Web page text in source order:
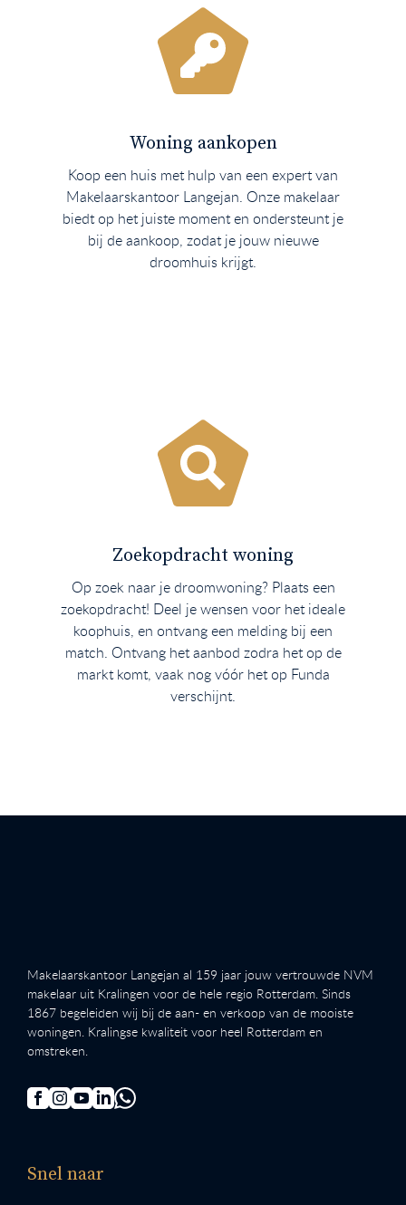
Woning aankopen
Koop een huis met hulp van een expert van
Makelaarskantoor Langejan. Onze makelaar
biedt op het juiste moment en ondersteunt je
bij de aankoop, zodat je jouw nieuwe
droomhuis krijgt.
Zoekopdracht woning
Op zoek naar je droomwoning? Plaats een
zoekopdracht! Deel je wensen voor het ideale
koophuis, en ontvang een melding bij een
match. Ontvang het aanbod zodra het op de
markt komt, vaak nog vóór het op Funda
verschijnt.
Makelaarskantoor Langejan al 159 jaar jouw vertrouwde NVM
makelaar uit Kralingen voor de hele regio Rotterdam. Sinds
1867 begeleiden wij bij de aan- en verkoop van de mooiste
woningen. Kralingse kwaliteit voor heel Rotterdam en
omstreken.
Snel naar